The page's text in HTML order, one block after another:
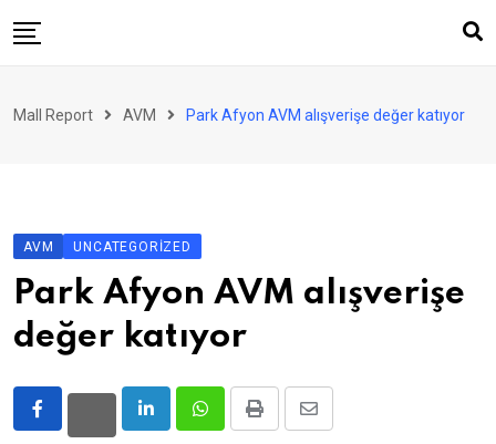
to
Perakende
FinTech
Ürün ve Hizmet
Enerji
Gündem
Mall Report AVM Park Afyon AVM alışverişe değer katıyor
AVM UNCATEGORIZED
Park Afyon AVM alışverişe
değer katıyor
LinkedInWhatsappPrint
Share